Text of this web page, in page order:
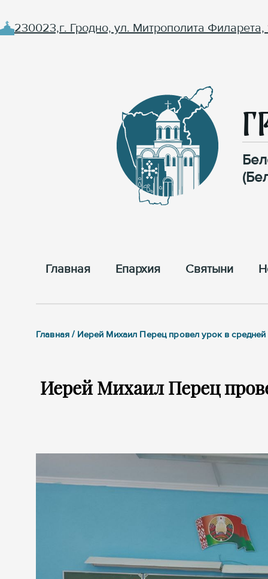
230023,г. Гродно, ул. Митрополита Филарета,
Главная Епархия Cвятыни
Главная / Иерей Михаил Перец провел урок в
Иерей Михаил Перец